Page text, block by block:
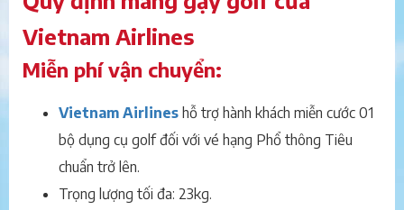
Vietnam Airlines
Miễn phí vận chuyển:
Vietnam Airlines hỗ trợ hành khách miễn cước 01
bộ dụng cụ golf đối với vé hạng Phổ thông Tiêu
chuẩn trở lên.
Trọng lượng tối đa: 23kg.